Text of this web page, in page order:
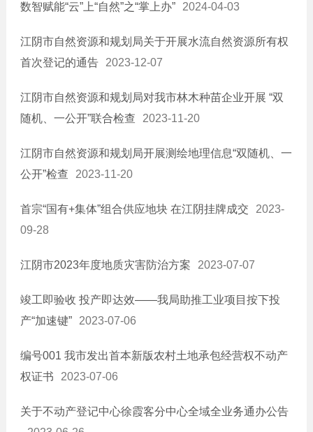
数智赋能“云”上“自然”之“掌上办” 2024-04-03
江阴市自然资源和规划局关于开展水流自然资源所有权
首次登记的通告
2023-12-07
江阴市自然资源和规划局对我市林木种苗企业开展 “双
随机、一公开”联合检查
2023-11-20
江阴市自然资源和规划局开展测绘地理信息“双随机、一
公开”检查
2023-11-20
首宗“国有+集体”组合供应地块 在江阴挂牌成交
2023-
09-28
江阴市2023年度地质灾害防治方案 2023-07-07
竣工即验收 投产即达效——我局助推工业项目按下投
产“加速键”
2023-07-06
编号001 我市发出首本新版农村土地承包经营权不动产
权证书
2023-07-06
关于不动产登记中心徐霞客分中心全域全业务通办公告